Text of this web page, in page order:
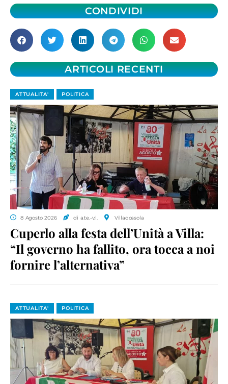
CONDIVIDI
ARTICOLI RECENTI
ATTUALITA' POLITICA
8 Agosto 2026 di a.te.-v.l. Villadossola
Cuperlo alla festa dell’Unità a Villa:
“Il governo ha fallito, ora tocca a noi
fornire l’alternativa”
ATTUALITA' POLITICA